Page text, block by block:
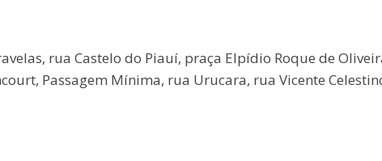
rua Castelo do Piauí, praça Elpídio Roque de
Passagem Mínima, rua Urucara, rua Vicente